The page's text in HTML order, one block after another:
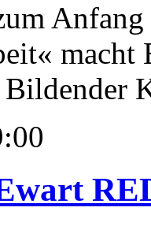
macht
Bildender